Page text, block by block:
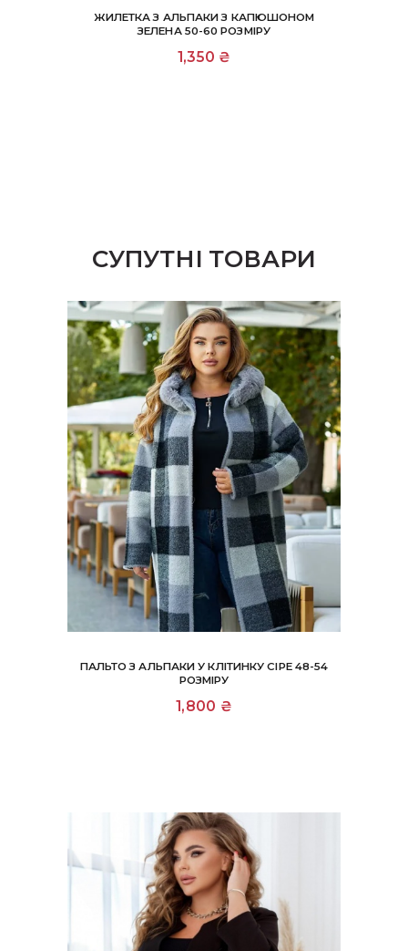
ЖИЛЕТКА З АЛЬПАКИ З КАПЮШОНОМ
ЗЕЛЕНА 50-60 РОЗМІРУ
1,350 ₴
СУПУТНІ ТОВАРИ
ПАЛЬТО З АЛЬПАКИ У КЛІТИНКУ СІРЕ 48-54
РОЗМІРУ
1,800 ₴